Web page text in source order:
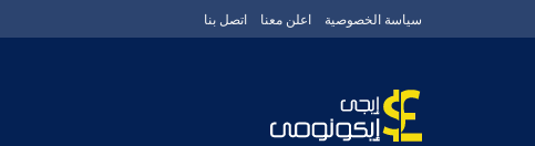
سياسة الخصوصية اعلن معنا اتصل بنا